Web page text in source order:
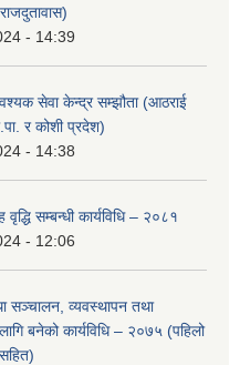
- 14:39
सेवा केन्द्र सम्झौता (आठराई
र कोशी प्रदेश)
- 14:38
वृद्धि सम्बन्धी कार्यविधि – २०८१
- 12:06
सञ्चालन, व्यवस्थापन तथा
बनेको कार्यविधि – २०७५ (पहिलो